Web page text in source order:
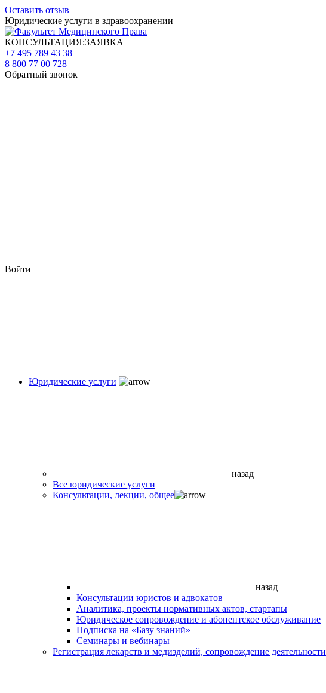
Оставить отзыв
Юридические услуги в здравоохранении
КОНСУЛЬТАЦИЯ:ЗАЯВКА
+7 495 789 43 38
8 800 77 00 728
Обратный звонок
Войти
Юридические услуги
назад
Все юридические услуги
Консультации, лекции, общее
назад
Консультации юристов и адвокатов
Аналитика, проекты нормативных актов, стартапы
Юридическое сопровождение и абонентское обслуживание
Подписка на «Базу знаний»
Семинары и вебинары
Регистрация лекарств и медизделий, сопровождение деятельности